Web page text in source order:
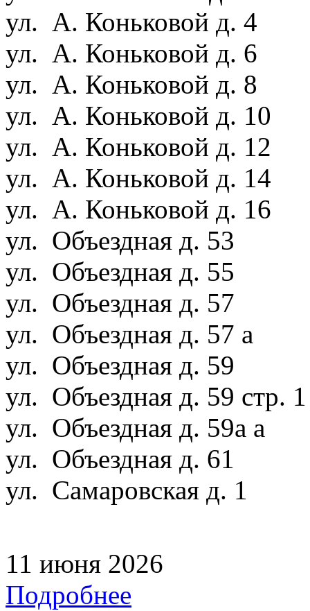
ул. А. Коньковой д. 4
ул. А. Коньковой д. 6
ул. А. Коньковой д. 8
ул. А. Коньковой д. 10
ул. А. Коньковой д. 12
ул. А. Коньковой д. 14
ул. А. Коньковой д. 16
ул. Объездная д. 53
ул. Объездная д. 55
ул. Объездная д. 57
ул. Объездная д. 57 а
ул. Объездная д. 59
ул. Объездная д. 59 стр.
ул. Объездная д. 59а а
ул. Объездная д. 61
ул. Самаровская д. 1
11 июня 2026
Подробнее